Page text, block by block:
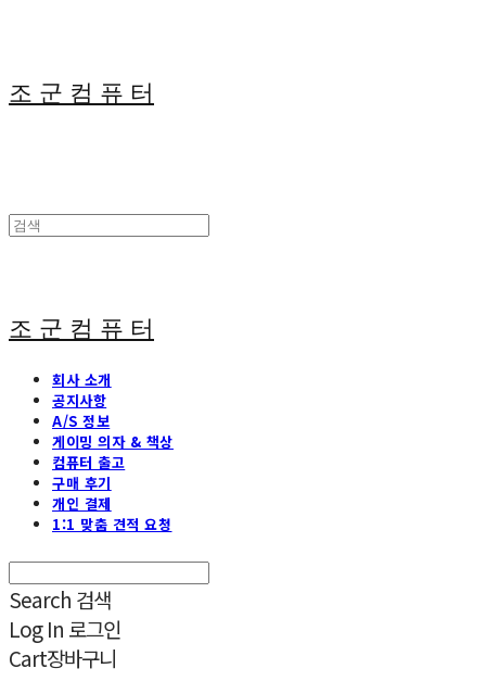
조 군 컴 퓨 터
조 군 컴 퓨 터
회사 소개
공지사항
A/S 정보
게이밍 의자 & 책상
컴퓨터 출고
구매 후기
개인 결제
1:1 맞춤 견적 요청
Search 검색
Log In 로그인
Cart장바구니